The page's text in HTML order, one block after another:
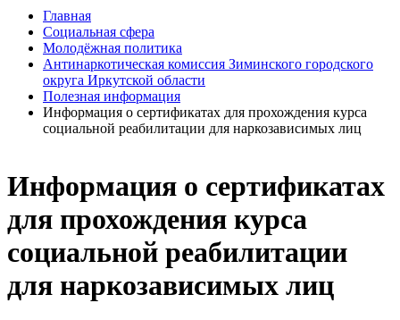
Информация о сертификатах
для прохождения курса
социальной реабилитации
для наркозависимых лиц
Главная
Социальная сфера
Молодёжная политика
Антинаркотическая комиссия Зиминского городского
округа Иркутской области
Полезная информация
Информация о сертификатах для прохождения курса
социальной реабилитации для наркозависимых лиц